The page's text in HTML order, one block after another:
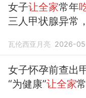
女子让全家常年
三人甲状腺异常
瓦伦西亚月亮 2026-
女子怀孕前查出
“为健康”让全家